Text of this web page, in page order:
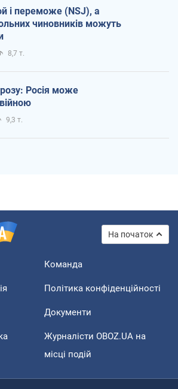
і переможе (NSJ), а
чиновників можуть
8,7 т.
Росія може
9,3 т.
На початок
Команда
Політика конфіденційності
Документи
Журналісти OBOZ.UA на
місці подій